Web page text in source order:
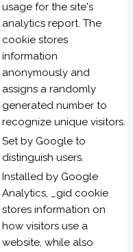
usage for the site's
analytics report. The
cookie stores
information
anonymously and
assigns a randomly
generated number to
recognize unique visitors.
Set by Google to
distinguish users.
Installed by Google
Analytics, _gid cookie
stores information on
how visitors use a
website, while also